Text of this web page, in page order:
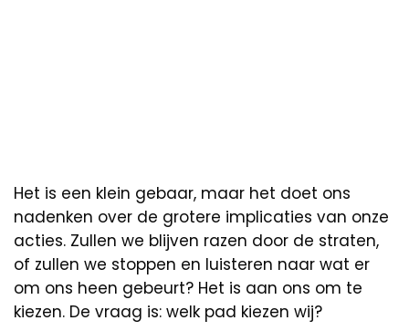
Het is een klein gebaar, maar het doet ons
nadenken over de grotere implicaties van onze
acties. Zullen we blijven razen door de straten,
of zullen we stoppen en luisteren naar wat er
om ons heen gebeurt? Het is aan ons om te
kiezen. De vraag is: welk pad kiezen wij?